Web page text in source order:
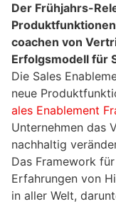
Der Frühjahrs-
coachen von
Erfolgsmodell für
Die Sales
neue
ales Enablement
Unternehmen das
nachhaltig
Das Framework
Erfahrungen von
in aller Welt,